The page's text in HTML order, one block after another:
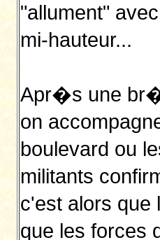
"allument"
mi-hauteur...
Apr�s une
on
boulevard ou
militants
c'est alors que
que les forces